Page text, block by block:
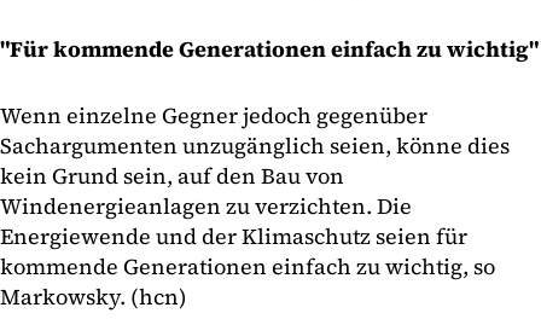
"Für kommende Generationen einfach zu wichtig"
Wenn einzelne Gegner jedoch gegenüber
Sachargumenten unzugänglich seien, könne dies
kein Grund sein, auf den Bau von
Windenergieanlagen zu verzichten. Die
Energiewende und der Klimaschutz seien für
kommende Generationen einfach zu wichtig, so
Markowsky. (hcn)